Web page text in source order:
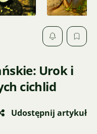
Urok i
cichlid
Udostępnij artykuł